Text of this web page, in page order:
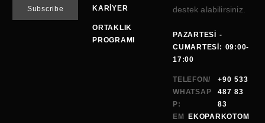
KARIYER
ORTAKLIK
PROGRAMI
destek alabilirsiniz.
PAZARTESI -
CUMARTESI: 09:00-
17:00
TELEFON/
WHATSAP
P:
+90 533
487 83
83
EM
EKOPARKOTOM